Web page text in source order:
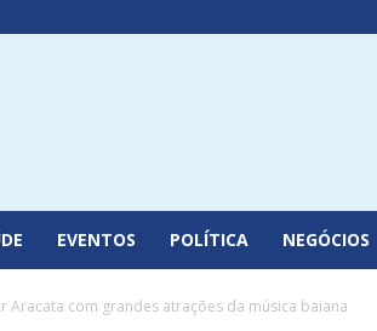
EVENTOS POLÍTICA NEGÓCIOS
Aracata com grandes atrações da música baiana